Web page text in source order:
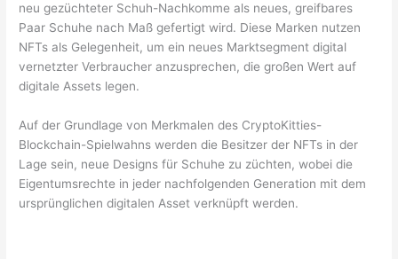
neu gezüchteter Schuh-Nachkomme als neues, greifbares
Paar Schuhe nach Maß gefertigt wird. Diese Marken nutzen
NFTs als Gelegenheit, um ein neues Marktsegment digital
vernetzter Verbraucher anzusprechen, die großen Wert auf
digitale Assets legen.
Auf der Grundlage von Merkmalen des CryptoKitties-
Blockchain-Spielwahns werden die Besitzer der NFTs in der
Lage sein, neue Designs für Schuhe zu züchten, wobei die
Eigentumsrechte in jeder nachfolgenden Generation mit dem
ursprünglichen digitalen Asset verknüpft werden.